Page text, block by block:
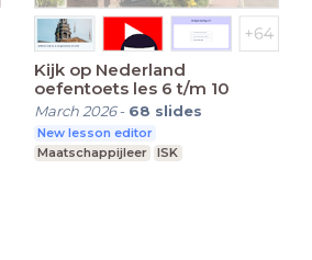
Kijk op Nederland
oefentoets les 6 t/m 10
March 2026- 68 slides
New lesson editor
Maatschappijleer
ISK